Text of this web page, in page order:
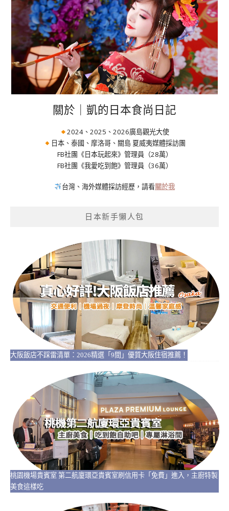
關於｜凱的日本食尚日記
2024、2025、2026廣島觀光大使
日本、泰國、摩洛哥、關島 夏威夷媒體採訪團
FB社團《日本玩起來》管理員（28萬）
FB社團《我愛吃到飽》管理員（36萬）
台灣、海外媒體採訪經歷，請看關於我
日本新手懶人包
大阪飯店不踩雷清單：2026精選「9間」優質大阪住宿推薦！
桃園機場貴賓室 第二航廈環亞貴賓室刷信用卡「免費」進入，主廚特製
美食這樣吃